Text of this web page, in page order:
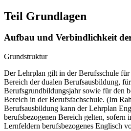
Teil Grundlagen
Aufbau und Verbindlichkeit
Grundstruktur
Der Lehrplan gilt in der Berufsschule für
Bereich der dualen Berufsausbildung,
Berufsgrundbildungsjahr sowie für den
Bereich in der Berufsfachschule. (Im
Berufsausbildung kann der Lehrplan
berufsbezogenen Bereich gelten, sofern
Lernfeldern berufsbezogenes Englisch